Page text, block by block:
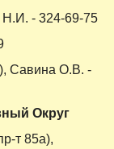
- 324-69-75
Савина О.В. -
Округ
т 85а),